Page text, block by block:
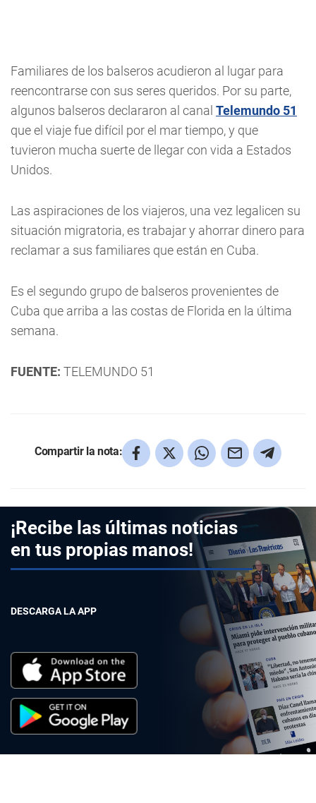
Familiares de los balseros acudieron al lugar para
reencontrarse con sus seres queridos. Por su parte,
algunos balseros declararon al canal Telemundo 51
que el viaje fue difícil por el mar tiempo, y que
tuvieron mucha suerte de llegar con vida a Estados
Unidos.
Las aspiraciones de los viajeros, una vez legalicen su
situación migratoria, es trabajar y ahorrar dinero para
reclamar a sus familiares que están en Cuba.
Es el segundo grupo de balseros provenientes de
Cuba que arriba a las costas de Florida en la última
semana.
FUENTE: TELEMUNDO 51
Compartir la nota:
¡Recibe las últimas noticias
en tus propias manos!
DESCARGA LA APP